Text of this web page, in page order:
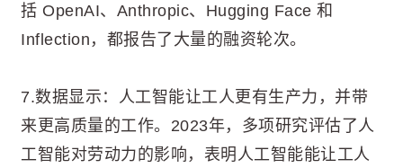
括 OpenAI、Anthropic、Hugging Face 和
Inflection，都报告了大量的融资轮次。
7.数据显示：人工智能让工人更有生产力，并带
来更高质量的工作。2023年，多项研究评估了人
工智能对劳动力的影响，表明人工智能能让工人